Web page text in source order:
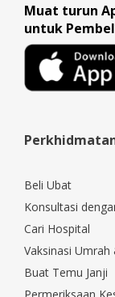
Muat turun
untuk
Beli Ubat
Konsultasi
Cari Hospital
Vaksinasi Umrah
Buat Temu Janji
Permeriksaan